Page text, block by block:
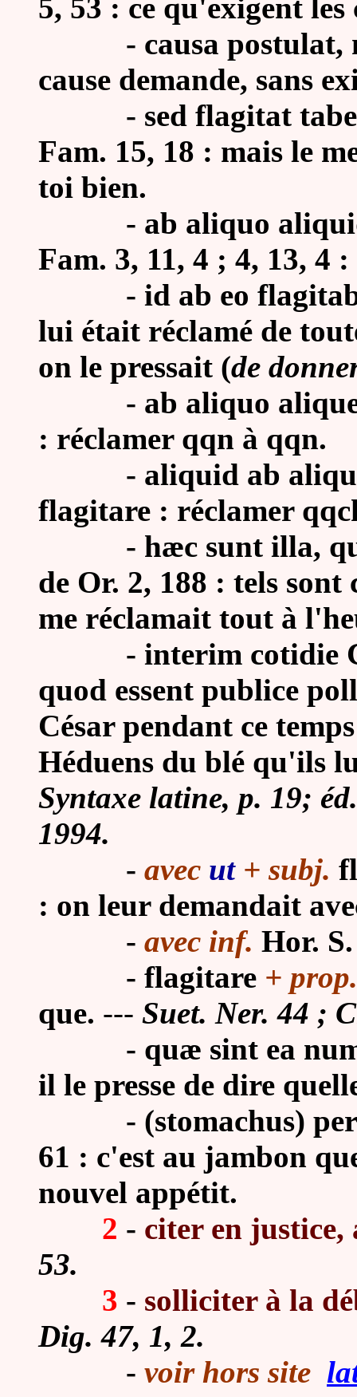
5, 53 : ce qu'exigent les
- causa
cause demande, sans
- sed flagitat
Fam. 15, 18 : mais le
toi bien.
- ab aliquo
Fam. 3, 11, 4 ; 4, 13, 4
- id ab eo
lui était réclamé de
on le pressait (de
- ab aliquo
: réclamer qqn à qqn.
- aliquid ab
flagitare : réclamer
- hæc sunt illa,
de Or. 2, 188 : tels
me réclamait tout à
- interim cotidie
quod essent publice
César pendant ce
Héduens du blé qu'ils
Syntaxe latine, p. 19;
1994.
- avec ut+ subj.
: on leur demandait
- avec inf. Hor.
- flagitare +
que. --- Suet. Ner. 44 ;
- quæ sint ea
il le presse de dire
- (stomachus)
61 : c'est au jambon
nouvel appétit.
2 - citer en justice,
53.
3 - solliciter à la
Dig. 47, 1, 2.
- voir hors site